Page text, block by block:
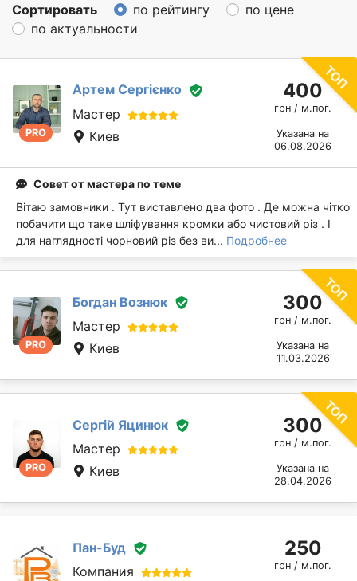
Сортировать по рейтингу
по цене
по актуальности
PRO
Артем Сергієнко
Мастер
Киев
400
грн / м.пог.
Указана на
06.08.2026
Совет от мастера по теме
Вітаю замовники . Тут виставлено два фото . Де можна чітко
побачити що таке шліфування кромки або чистовий різ . І
для наглядності чорновий різ без ви... Подробнее
PRO
Богдан Вознюк
Мастер
Киев
300
грн / м.пог.
Указана на
11.03.2026
PRO
Сергій Яцинюк
Мастер
Киев
300
грн / м.пог.
Указана на
28.04.2026
Пан-Буд
Компания
250
грн / м.пог.